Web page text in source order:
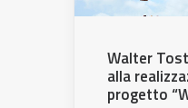
Walter
alla
progetto